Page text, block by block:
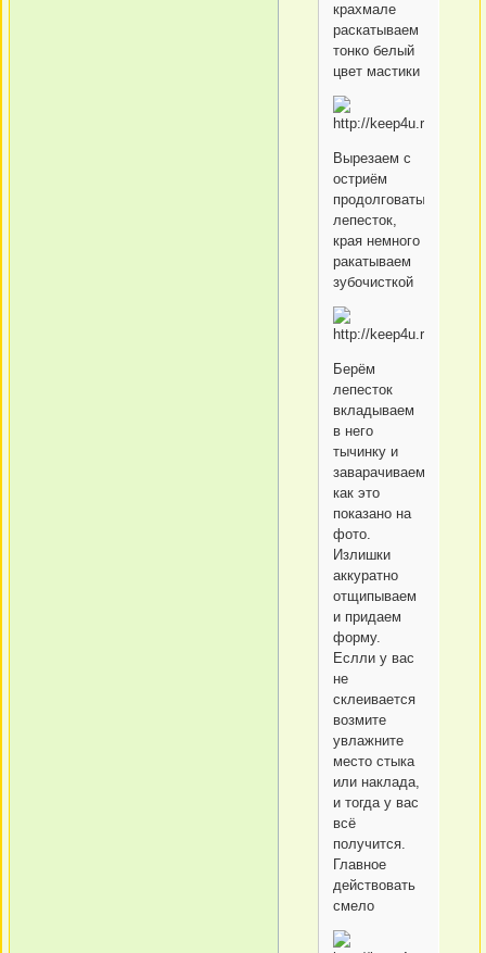
крахмале
раскатываем
тонко белый
цвет мастики
Вырезаем с
остриём
продолговатый
лепесток,
края немного
ракатываем
зубочисткой
Берём
лепесток
вкладываем
в него
тычинку и
заварачиваем,
как это
показано на
фото.
Излишки
аккуратно
отщипываем
и придаем
форму.
Еслли у вас
не
склеивается
возмите
увлажните
место стыка
или наклада,
и тогда у вас
всё
получится.
Главное
действовать
смело